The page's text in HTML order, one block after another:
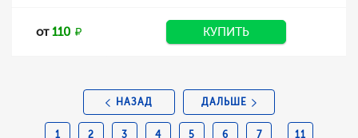
от110 КУПИТЬ
НАЗАД
1 2 3 4 5 6 7 11
ДАЛЬШЕ